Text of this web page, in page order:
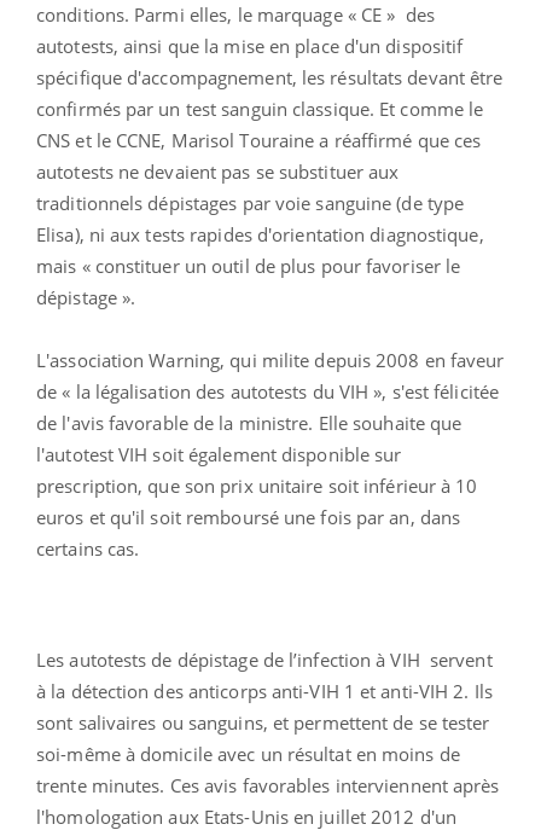
conditions. Parmi elles, le marquage « CE » des
autotests, ainsi que la mise en place d'un dispositif
spécifique d'accompagnement, les résultats devant être
confirmés par un test sanguin classique. Et comme le
CNS et le CCNE, Marisol Touraine a réaffirmé que ces
autotests ne devaient pas se substituer aux
traditionnels dépistages par voie sanguine (de type
Elisa), ni aux tests rapides d'orientation diagnostique,
mais « constituer un outil de plus pour favoriser le
dépistage ».
L'association Warning, qui milite depuis 2008 en faveur
de « la légalisation des autotests du VIH », s'est félicitée
de l'avis favorable de la ministre. Elle souhaite que
l'autotest VIH soit également disponible sur
prescription, que son prix unitaire soit inférieur à 10
euros et qu'il soit remboursé une fois par an, dans
certains cas.
Les autotests de dépistage de l’infection à VIH servent
à la détection des anticorps anti-VIH 1 et anti-VIH 2. Ils
sont salivaires ou sanguins, et permettent de se tester
soi-même à domicile avec un résultat en moins de
trente minutes. Ces avis favorables interviennent après
l'homologation aux Etats-Unis en juillet 2012 d'un